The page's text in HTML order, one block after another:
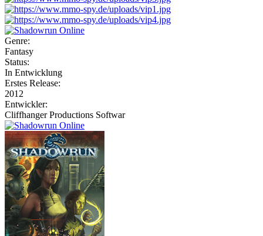
Genre:
Fantasy
Status:
In Entwicklung
Erstes Release:
2012
Entwickler:
Cliffhanger Productions Softwar